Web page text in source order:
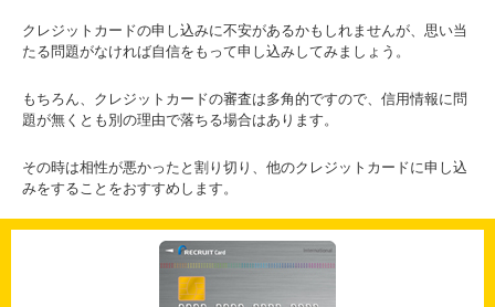
クレジットカードの申し込みに不安があるかもしれませんが、思い当
たる問題がなければ自信をもって申し込みしてみましょう。
もちろん、クレジットカードの審査は多角的ですので、信用情報に問
題が無くとも別の理由で落ちる場合はあります。
その時は相性が悪かったと割り切り、他のクレジットカードに申し込
みをすることをおすすめします。